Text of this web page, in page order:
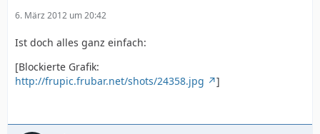
6. März 2012 um 20:42
Ist doch alles ganz einfach:
[Blockierte Grafik:
http://frupic.frubar.net/shots/24358.jpg
]